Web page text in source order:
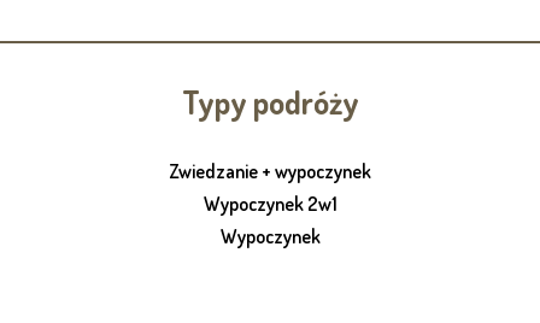
Typy podróży
Zwiedzanie + wypoczynek
Wypoczynek 2w1
Wypoczynek